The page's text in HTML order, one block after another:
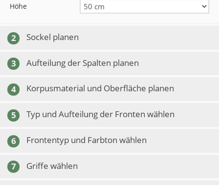
Höhe
2 Sockel planen
3 Aufteilung der Spalten planen
4 Korpusmaterial und Oberfläche planen
5 Typ und Aufteilung der Fronten wählen
6 Frontentyp und Farbton wählen
7 Griffe wählen